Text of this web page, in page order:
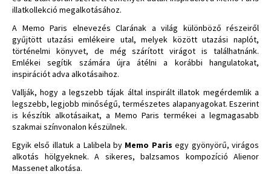
illatkollekció megalkotásához.
A Memo Paris elnevezés Clarának a világ különböző részeiről
gyűjtött utazási emlékeire utal, melyek között utazási naplót,
történelmi könyvet, de még szárított virágot is találhatnánk.
Emlékei segítik számára újra átélni a korábbi hangulatokat,
inspirációt adva alkotásaihoz.
Vallják, hogy a legszebb tájak által inspirált illatok megérdemlik a
legszebb, legjobb minőségű, természetes alapanyagokat. Eszerint
is készítik alkotásaikat, a Memo Paris termékei a legmagasabb
szakmai színvonalon készülnek.
Egyik első illatuk a Lalibela by Memo Paris egy gyönyörű, virágos
alkotás hölgyeknek. A sikeres, balzsamos kompozíció Alienor
Massenet alkotása.